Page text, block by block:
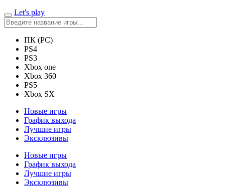
Let's play
ПК (PC)
PS4
PS3
Xbox one
Xbox 360
PS5
Xbox SX
Новые игры
График выхода
Лучшие игры
Эксклюзивы
Новые игры
График выхода
Лучшие игры
Эксклюзивы